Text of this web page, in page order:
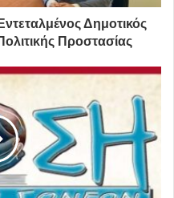
ΜΕΘ
ιδιωτικές ΜΕΘ
Δημοτικός
Προστασίας